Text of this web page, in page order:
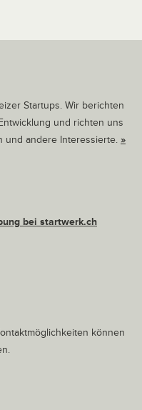
Startups. Wir berichten
und richten uns
und andere Interessierte. »
bei startwerk.ch
können